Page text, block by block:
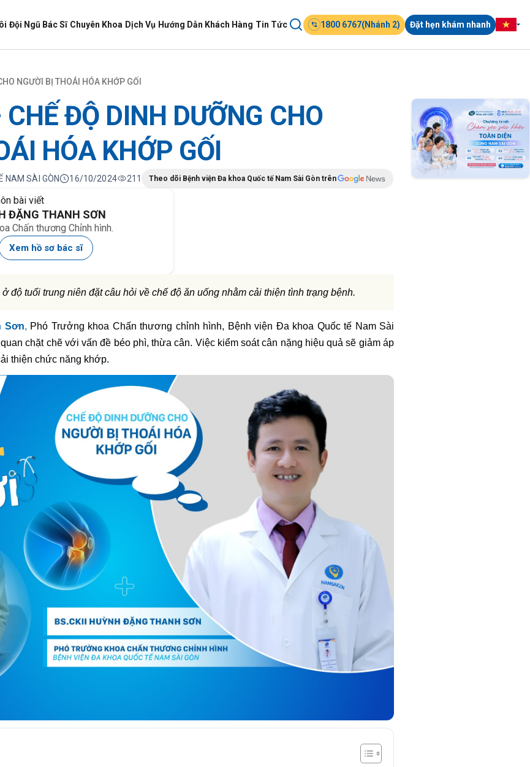
Đội Ngũ Bác Sĩ Chuyên Khoa Dịch Vụ Hướng Dẫn Khách Hàng Tin Tức 1800 6767(Nhánh 2) Đặt hẹn khám nhanh
NGƯỜI BỊ THOÁI HÓA KHỚP GỐI
ĐỘ DINH DƯỠNG CHO
HÓA KHỚP GỐI
NAM SÀI GÒN 16/10/2024 211 Theo dõi Bệnh viện Đa khoa Quốc tế Nam Sài Gòn trên
bài viết
ĐẶNG THANH SƠN
Chấn thương Chỉnh hình.
Xem hồ sơ bác sĩ
độ tuổi trung niên đặt câu hỏi về chế độ ăn uống nhằm cải thiện tình trạng bệnh.
Sơn, Phó Trưởng khoa Chấn thương chỉnh hình, Bệnh viện Đa khoa Quốc tế Nam Sài
chặt chẽ với vấn đề béo phì, thừa cân. Việc kiểm soát cân nặng hiệu quả sẽ giảm áp
thiện chức năng khớp.